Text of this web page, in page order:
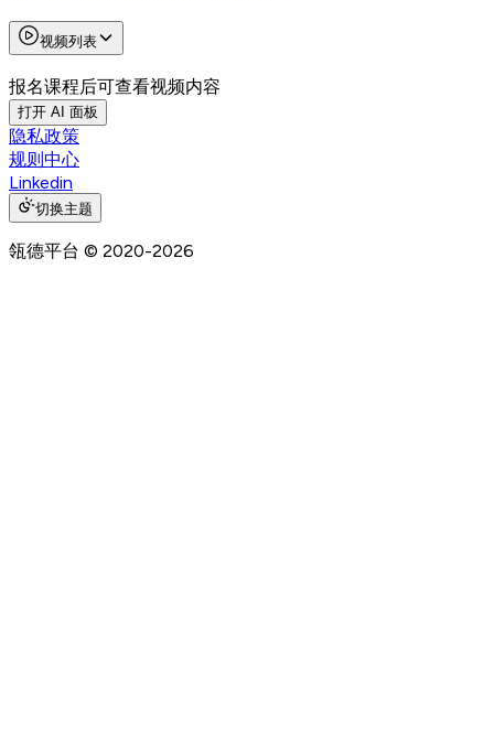
视频列表
报名课程后可查看视频内容
打开 AI 面板
隐私政策
规则中心
Linkedin
切换主题
瓴德平台 © 2020-2026